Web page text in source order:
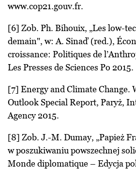
www.cop21.gouv.fr.
[6] Zob. Ph. Bihouix, „Les low-
demain", w: A. Sinaď (red.),
croissance: Politiques de
Les Presses de Sciences Po 2015.
[7] Energy and Climate Change.
Outlook Special Report, Paryż,
Agency 2015.
[8] Zob. J.-M. Dumay, „Papież
w poszukiwaniu powszechnej
Monde diplomatique – Edycja